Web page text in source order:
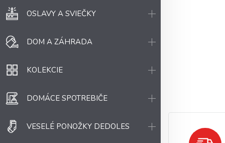
OSLAVY A SVIEČKY
DOM A ZÁHRADA
KOLEKCIE
DOMÁCE SPOTREBIČE
VESELÉ PONOŽKY DEDOLES